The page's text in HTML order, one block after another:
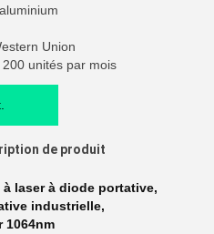
Union
unités par mois
de produit
à laser à diode portative,
industrielle,